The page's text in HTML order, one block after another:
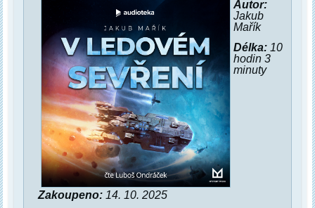
Autor:
Jakub
Mařík
Délka:10
hodin 3
minuty
Zakoupeno: 14. 10. 2025